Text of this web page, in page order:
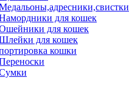
для кошек
для кошек
для кошек
кошки